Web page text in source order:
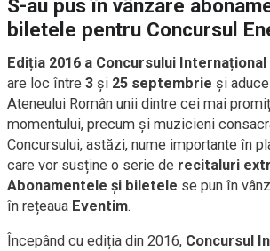
S-au pus în vânzare
biletele pentru Concursul
Ediția 2016 a Concursului
are loc între 3 și 25 septembrie și
Ateneului Român unii dintre cei mai
momentului, precum și muzicieni
Concursului, astăzi, nume importante în
care vor susține o serie de recitaluri
Abonamentele și biletele se pun în
în rețeaua Eventim.
Începând cu ediția din 2016, Concursul